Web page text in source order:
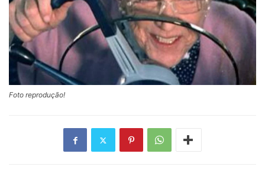
Foto reprodução!